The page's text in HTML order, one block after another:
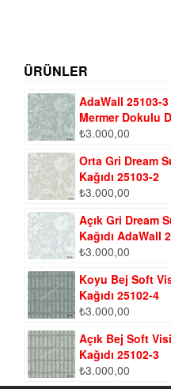
ÜRÜNLER
AdaWall 25103-
Mermer Dokulu
₺3.000,00
Orta Gri Dream
Kağıdı 25103-2
₺3.000,00
Açık Gri Dream
Kağıdı AdaWall
₺3.000,00
Koyu Bej Soft
Kağıdı 25102-4
₺3.000,00
Açık Bej Soft
Kağıdı 25102-3
₺3.000,00